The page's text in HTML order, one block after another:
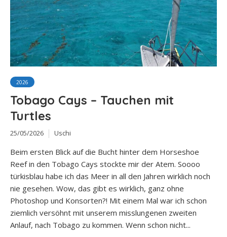
2026
Tobago Cays – Tauchen mit
Turtles
25/05/2026 Uschi
Beim ersten Blick auf die Bucht hinter dem Horseshoe
Reef in den Tobago Cays stockte mir der Atem. Soooo
türkisblau habe ich das Meer in all den Jahren wirklich noch
nie gesehen. Wow, das gibt es wirklich, ganz ohne
Photoshop und Konsorten?! Mit einem Mal war ich schon
ziemlich versöhnt mit unserem misslungenen zweiten
Anlauf, nach Tobago zu kommen. Wenn schon nicht...